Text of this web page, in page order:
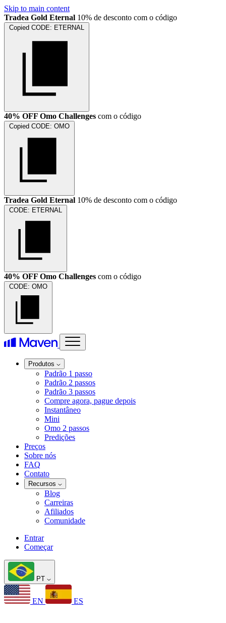
Skip to main content
Tradea Gold Eternal 10% de desconto com o código
Copied CODE: ETERNAL
40% OFF Omo Challenges com o código
Copied CODE: OMO
Tradea Gold Eternal 10% de desconto com o código
CODE: ETERNAL
40% OFF Omo Challenges com o código
CODE: OMO
Produtos
Padrão 1 passo
Padrão 2 passos
Padrão 3 passos
Compre agora, pague depois
Instantâneo
Mini
Omo 2 passos
Predições
Preços
Sobre nós
FAQ
Contato
Recursos
Blog
Carreiras
Afiliados
Comunidade
Entrar
Começar
PT
EN ES